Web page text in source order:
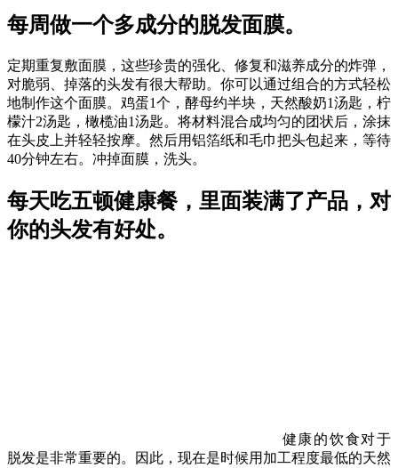
每周做一个多成分的脱发面膜。
定期重复敷面膜，这些珍贵的强化、修复和滋养成分的炸弹，
对脆弱、掉落的头发有很大帮助。你可以通过组合的方式轻松
地制作这个面膜。鸡蛋1个，酵母约半块，天然酸奶1汤匙，柠
檬汁2汤匙，橄榄油1汤匙。将材料混合成均匀的团状后，涂抹
在头皮上并轻轻按摩。然后用铝箔纸和毛巾把头包起来，等待
40分钟左右。冲掉面膜，洗头。
每天吃五顿健康餐，里面装满了产品，对
你的头发有好处。
健康的饮食对于
脱发是非常重要的。因此，现在是时候用加工程度最低的天然